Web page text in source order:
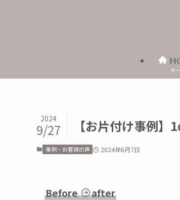
ホ
【お片付け事例
2024
9/27
事例・お客様の声 2024年6月7日
Before after